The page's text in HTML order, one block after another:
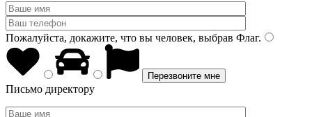
Пожалуйста, докажите, что вы человек, выбрав Флаг.
Письмо директору